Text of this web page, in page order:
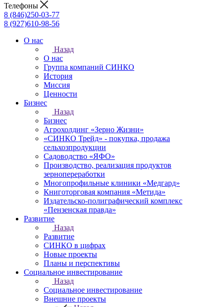
Телефоны
8 (846)250-03-77
8 (927)610-98-56
О нас
Назад
О нас
Группа компаний СИНКО
История
Миссия
Ценности
Бизнес
Назад
Бизнес
Агрохолдинг «Зерно Жизни»
«СИНКО Трейд» - покупка, продажа
сельхозпродукции
Садоводство «ЯФО»
Производство, реализация продуктов
зернопереработки
Многопрофильные клиники «Медгард»
Книготорговая компания «Метида»
Издательско-полиграфический комплекс
«Пензенская правда»
Развитие
Назад
Развитие
СИНКО в цифрах
Новые проекты
Планы и перспективы
Социальное инвестирование
Назад
Социальное инвестирование
Внешние проекты